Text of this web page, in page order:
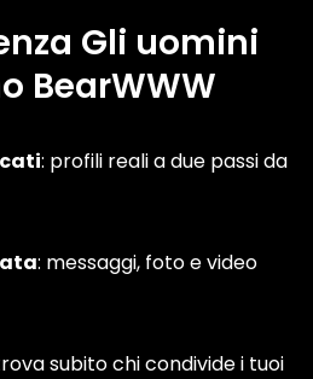
Gli uomini
BearWWW
: profili reali a due passi da
: messaggi, foto e video
subito chi condivide i tuoi